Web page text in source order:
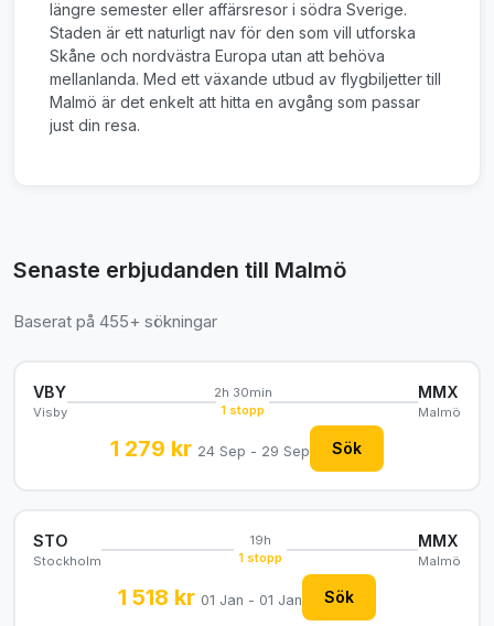
längre semester eller affärsresor i södra Sverige.
Staden är ett naturligt nav för den som vill utforska
Skåne och nordvästra Europa utan att behöva
mellanlanda. Med ett växande utbud av flygbiljetter till
Malmö är det enkelt att hitta en avgång som passar
just din resa.
Senaste erbjudanden till Malmö
Baserat på 455+ sökningar
VBY
Visby
2h 30min
1 stopp
MMX
Malmö
1 279 kr 24 Sep - 29 Sep Sök
STO
Stockholm
19h
1 stopp
MMX
Malmö
1 518 kr 01 Jan - 01 Jan Sök